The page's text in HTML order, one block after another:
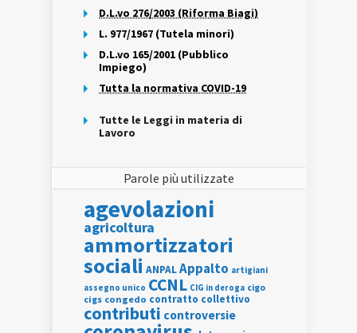
D.L.vo 276/2003 (Riforma Biagi)
L. 977/1967 (Tutela minori)
D.L.vo 165/2001 (Pubblico
Impiego)
Tutta la normativa COVID-19
Tutte le Leggi in materia di
Lavoro
Parole più utilizzate
agevolazioni
agricoltura
ammortizzatori
sociali ANPALAppalto artigiani
assegno unico CCNL CIG in deroga cigo
cigs congedo contratto collettivo
contributi controversie